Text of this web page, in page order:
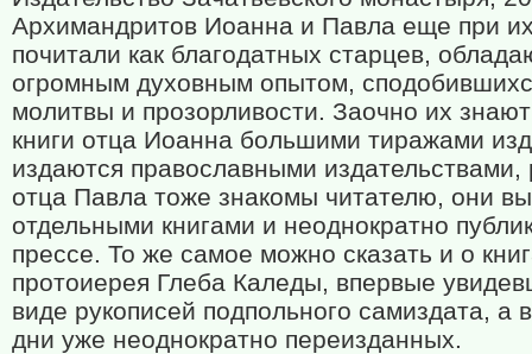
Архимандритов Иоанна и Павла еще при
почитали как благодатных старцев,
огромным духовным опытом,
молитвы и прозорливости. Заочно их
книги отца Иоанна большими тиражами
издаются православными издательствами,
отца Павла тоже знакомы читателю, они
отдельными книгами и неоднократно
прессе. То же самое можно сказать и о
протоиерея Глеба Каледы, впервые
виде рукописей подпольного самиздата, а
дни уже неоднократно переизданных.